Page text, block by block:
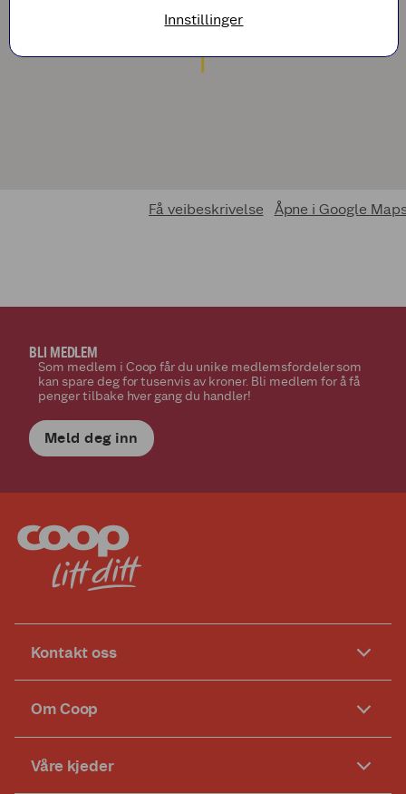
Få veibeskrivelse Åpne i Google
BLI MEDLEM
Som medlem i Coop får du unike medlemsfordeler som
kan spare deg for tusenvis av kroner. Bli medlem for å få
penger tilbake hver gang du handler!
Meld deg inn
Kontakt oss
Om Coop
Våre kjeder
Innstillinger